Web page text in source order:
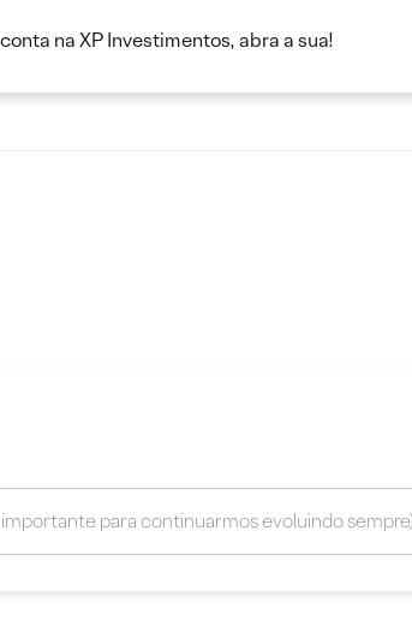
na XP Investimentos, abra a sua!